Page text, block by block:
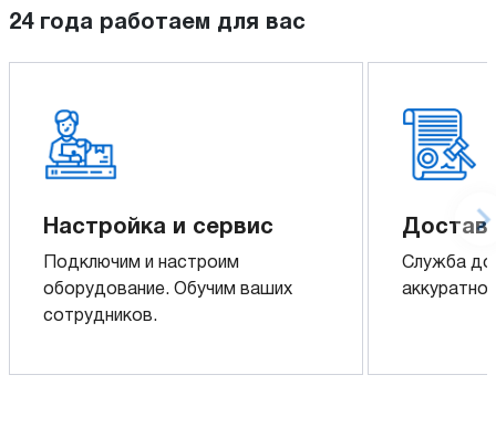
24 года работаем для вас
Настройка и сервис
Подключим и настроим
оборудование. Обучим ваших
сотрудников.
Служба
аккуратно